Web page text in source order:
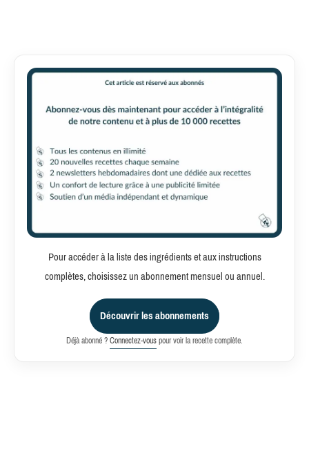
Pour accéder à la liste des ingrédients et aux instructions
complètes, choisissez un abonnement mensuel ou annuel.
Découvrir les abonnements
Déjà abonné ?Connectez-vouspour voir la recette complète.